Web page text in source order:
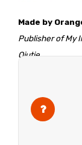
Made by
Publisher of My
Qjutie
The Netherlands